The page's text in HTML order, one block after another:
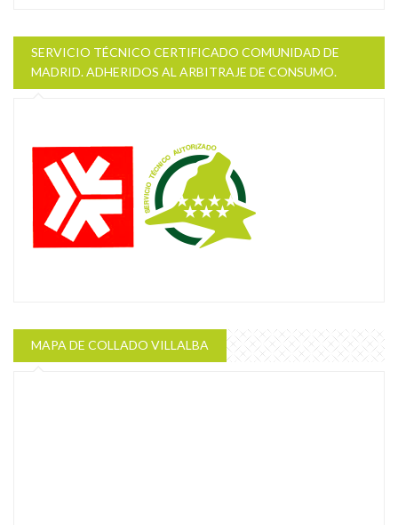
SERVICIO TÉCNICO CERTIFICADO COMUNIDAD DE
MADRID. ADHERIDOS AL ARBITRAJE DE CONSUMO.
MAPA DE COLLADO VILLALBA